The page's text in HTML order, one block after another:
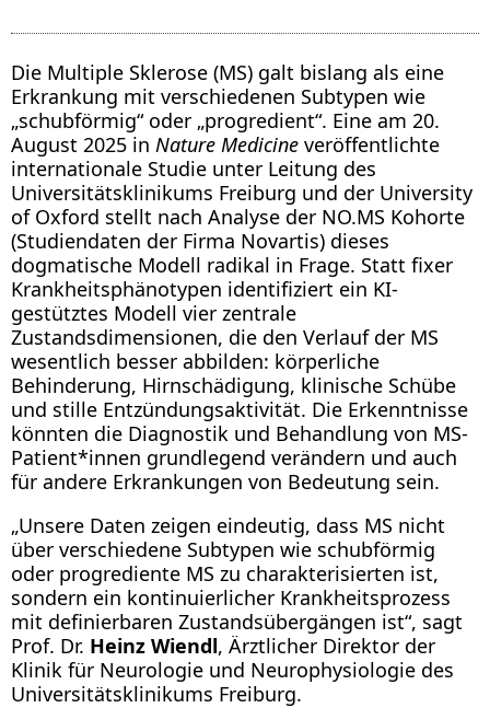
Die Multiple Sklerose (MS) galt bislang als eine
Erkrankung mit verschiedenen Subtypen wie
„schubförmig“ oder „progredient“. Eine am 20.
August 2025 in Nature Medicine veröffentlichte
internationale Studie unter Leitung des
Universitätsklinikums Freiburg und der University
of Oxford stellt nach Analyse der NO.MS Kohorte
(Studiendaten der Firma Novartis) dieses
dogmatische Modell radikal in Frage. Statt fixer
Krankheitsphänotypen identifiziert ein KI-
gestütztes Modell vier zentrale
Zustandsdimensionen, die den Verlauf der MS
wesentlich besser abbilden: körperliche
Behinderung, Hirnschädigung, klinische Schübe
und stille Entzündungsaktivität. Die Erkenntnisse
könnten die Diagnostik und Behandlung von MS-
Patient*innen grundlegend verändern und auch
für andere Erkrankungen von Bedeutung sein.
„Unsere Daten zeigen eindeutig, dass MS nicht
über verschiedene Subtypen wie schubförmig
oder progrediente MS zu charakterisierten ist,
sondern ein kontinuierlicher Krankheitsprozess
mit definierbaren Zustandsübergängen ist“, sagt
Prof. Dr. Heinz Wiendl, Ärztlicher Direktor der
Klinik für Neurologie und Neurophysiologie des
Universitätsklinikums Freiburg.